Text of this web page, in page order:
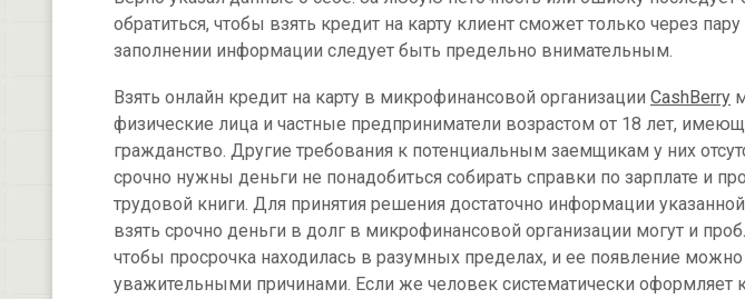
обратиться, чтобы взять кредит на карту клиент сможет только через
заполнении информации следует быть предельно внимательным.
Взять онлайн кредит на карту в микрофинансовой организации CashBerry
физические лица и частные предприниматели возрастом от 18 лет,
гражданство. Другие требования к потенциальным заемщикам у них
срочно нужны деньги не понадобиться собирать справки по зарплате и
трудовой книги. Для принятия решения достаточно информации
взять срочно деньги в долг в микрофинансовой организации могут и
чтобы просрочка находилась в разумных пределах, и ее появление
уважительными причинами. Если же человек систематически оформляет